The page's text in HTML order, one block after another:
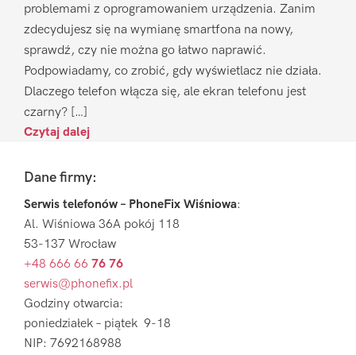
problemami z oprogramowaniem urządzenia. Zanim
zdecydujesz się na wymianę smartfona na nowy,
sprawdź, czy nie można go łatwo naprawić.
Podpowiadamy, co zrobić, gdy wyświetlacz nie działa.
Dlaczego telefon włącza się, ale ekran telefonu jest
czarny? […]
Czytaj dalej
FooterDane firmy:
Serwis telefonów – PhoneFix Wiśniowa:
Al. Wiśniowa 36A pokój 118
53-137 Wrocław
+48 666 66 76 76
serwis@phonefix.pl
Godziny otwarcia:
poniedziałek – piątek 9-18
NIP: 7692168988